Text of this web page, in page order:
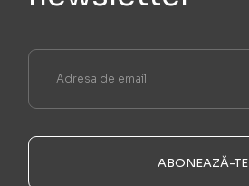
ABONEAZĂ-TE